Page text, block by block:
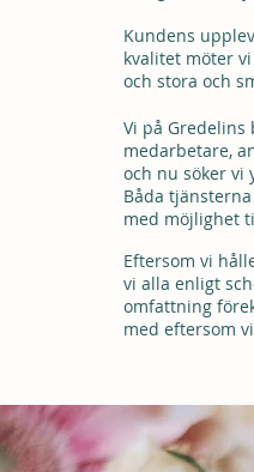
Kundens
kvalitet möter
och stora och
Vi på Gredelins
medarbetare,
och nu söker vi
Båda
med möjlighet
Eftersom vi
vi alla enligt
omfattning
med eftersom